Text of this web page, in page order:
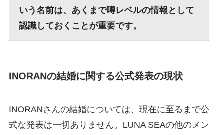
いう名前は、あくまで噂レベルの情報として
認識しておくことが重要です。
INORANの結婚に関する公式発表の現状
INORANさんの結婚については、現在に至るまで公
式な発表は一切ありません。LUNA SEAの他のメン